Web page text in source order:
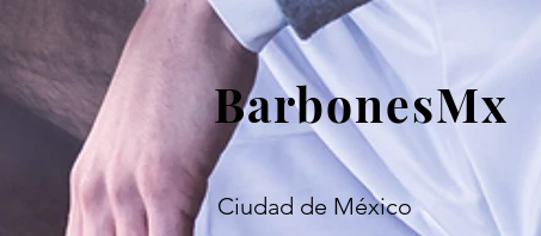
BarbonesMx
Ciudad de México